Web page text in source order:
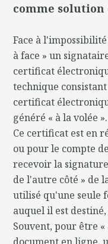
comme
Face à
à face » un
certificat
technique
certificat
généré « à la volée ».
Ce certificat est en
ou pour le compte
recevoir la
de l'autre côté » de
utilisé qu'une seule
auquel il est
Souvent, pour être
document en ligne,